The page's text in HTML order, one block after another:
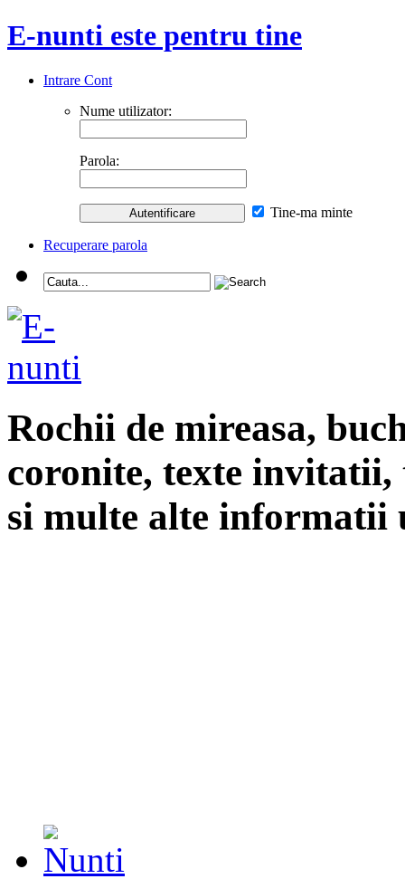
E-nunti este pentru tine
Intrare Cont
Nume utilizator:
Parola:
Tine-ma minte
Recuperare parola
Rochii de mireasa,
coronite, texte
si multe alte informatii